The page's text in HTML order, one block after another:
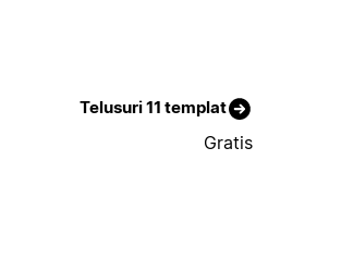
Telusuri 11 templat
Gratis